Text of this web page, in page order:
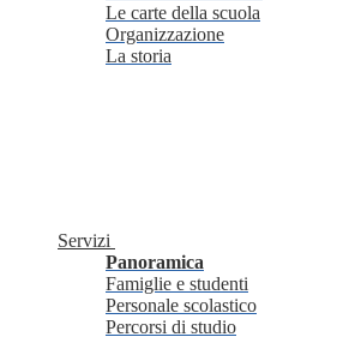
Le carte della scuola
Organizzazione
La storia
Servizi
Panoramica
Famiglie e studenti
Personale scolastico
Percorsi di studio